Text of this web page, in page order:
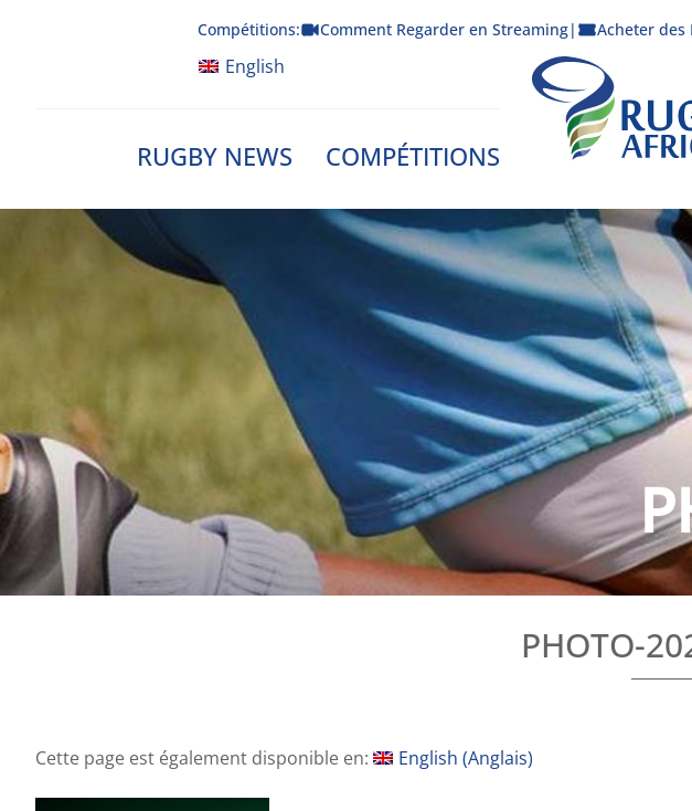
Compétitions: Comment Regarder en Streaming| Acheter des
English
RUGBY NEWS COMPÉTITIONS
Rugby Afrique
PHOTO-
Cette page est également disponible en: English (Anglais)